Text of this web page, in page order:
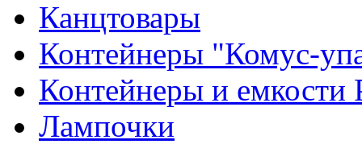
Канцтовары
Контейнеры "Комус-
Контейнеры и емкости
Лампочки